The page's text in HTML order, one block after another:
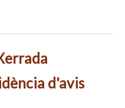
d'avis